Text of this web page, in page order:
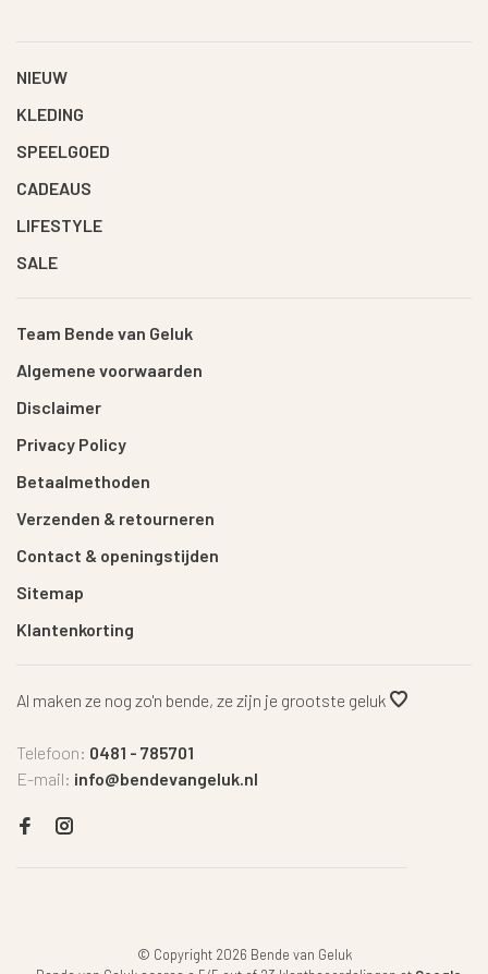
NIEUW
KLEDING
SPEELGOED
CADEAUS
LIFESTYLE
SALE
Team Bende van Geluk
Algemene voorwaarden
Disclaimer
Privacy Policy
Betaalmethoden
Verzenden & retourneren
Contact & openingstijden
Sitemap
Klantenkorting
Al maken ze nog zo'n bende, ze zijn je grootste geluk
Telefoon: 0481 - 785701
E-mail: info@bendevangeluk.nl
© Copyright 2026 Bende van Geluk